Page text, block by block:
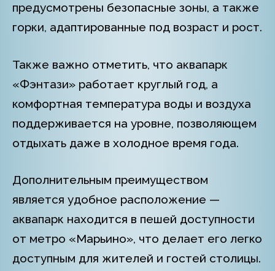
предусмотрены безопасные зоны, а также
горки, адаптированные под возраст и рост.
Также важно отметить, что аквапарк
«Фэнтази» работает круглый год, а
комфортная температура воды и воздуха
поддерживается на уровне, позволяющем
отдыхать даже в холодное время года.
Дополнительным преимуществом
является удобное расположение —
аквапарк находится в пешей доступности
от метро «Марьино», что делает его легко
доступным для жителей и гостей столицы.